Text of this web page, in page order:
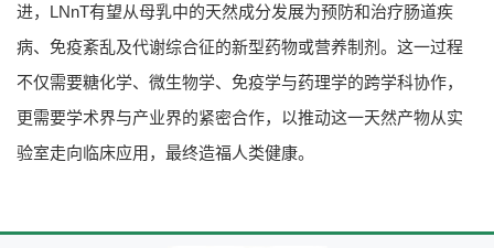
进，LNnT有望从母乳中的天然成分发展为预防和治疗肠道疾
病、免疫紊乱及代谢综合征的新型药物或营养制剂。这一过程
不仅需要糖化学、微生物学、免疫学与药理学的跨学科协作，
更需要学术界与产业界的紧密合作，以推动这一天然产物从实
验室走向临床应用，最终造福人类健康。